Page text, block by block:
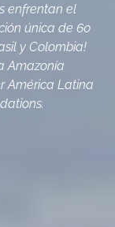
enfrentan el
única de 60
y Colombia!
Amazonía
América Latina